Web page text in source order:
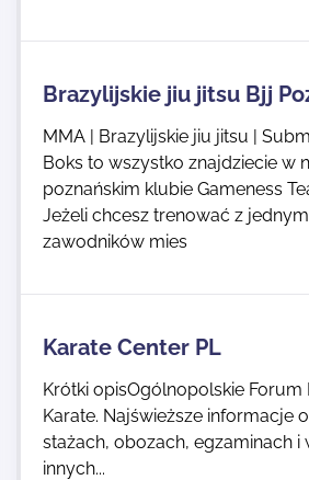
Brazylijskie jiu jitsu Bjj
MMA | Brazylijskie jiu jitsu |
Boks to wszystko znajdziecie w
poznańskim klubie Gameness
Jeżeli chcesz trenować z
zawodników mies
Karate Center PL
Krótki opisOgólnopolskie Forum
Karate. Najświeższe informacje
stażach, obozach, egzaminach i
innych...